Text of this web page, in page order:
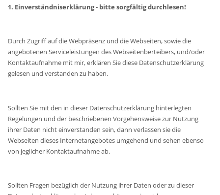
1. Einverständniserklärung - bitte sorgfältig durchlesen!
Durch Zugriff auf die Webpräsenz und die Webseiten, sowie die
angebotenen Serviceleistungen des Webseitenberteibers, und/oder
Kontaktaufnahme mit mir, erklären Sie diese Datenschutzerklärung
gelesen und verstanden zu haben.
Sollten Sie mit den in dieser Datenschutzerklärung hinterlegten
Regelungen und der beschriebenen Vorgehensweise zur Nutzung
ihrer Daten nicht einverstanden sein, dann verlassen sie die
Webseiten dieses Internetangebotes umgehend und sehen ebenso
von jeglicher Kontaktaufnahme ab.
Sollten Fragen bezüglich der Nutzung ihrer Daten oder zu dieser